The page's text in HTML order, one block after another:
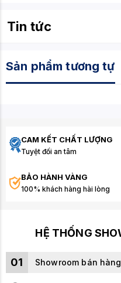
Tin tức
Sản phẩm tương tự
CAM KẾT CHẤT LƯỢNG
Tuyệt đối an tâm
BẢO HÀNH VÀNG
100% khách hàng hài lòng
HỆ THỐNG
01 Showroom bán